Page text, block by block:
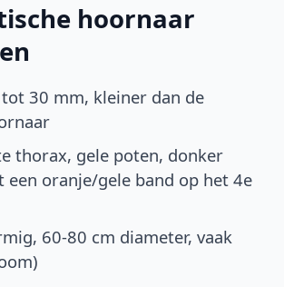
hoornaar
30 mm, kleiner dan de
thorax, gele poten, donker
een oranje/gele band op het 4e
60-80 cm diameter, vaak